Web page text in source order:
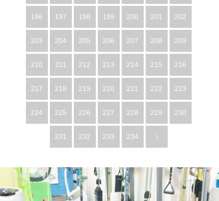
196 197 198 199 200 201 202
203 204 205 206 207 208 209
210 211 212 213 214 215 216
217 218 219 220 221 222 223
224 225 226 227 228 229 230
231 232 233 234